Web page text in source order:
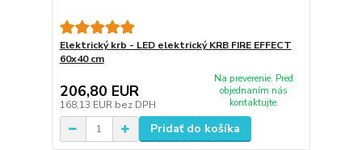
Elektrický krb - LED elektrický KRB FIRE EFFECT
60x40 cm
206,80 EUR
168,13 EUR bez DPH
Na preverenie. Pred
objednaním nás
kontaktujte.
Pridať do košíka